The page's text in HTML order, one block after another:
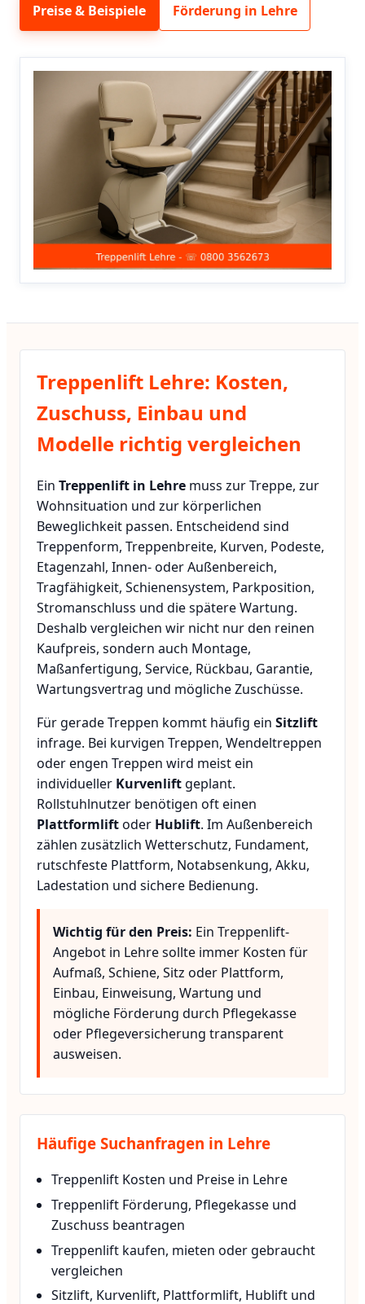
Preise & Beispiele Förderung in Lehre
Treppenlift Lehre: Kosten,
Zuschuss, Einbau und
Modelle richtig vergleichen
Ein Treppenlift in Lehre muss zur Treppe, zur
Wohnsituation und zur körperlichen
Beweglichkeit passen. Entscheidend sind
Treppenform, Treppenbreite, Kurven, Podeste,
Etagenzahl, Innen- oder Außenbereich,
Tragfähigkeit, Schienensystem, Parkposition,
Stromanschluss und die spätere Wartung.
Deshalb vergleichen wir nicht nur den reinen
Kaufpreis, sondern auch Montage,
Maßanfertigung, Service, Rückbau, Garantie,
Wartungsvertrag und mögliche Zuschüsse.
Für gerade Treppen kommt häufig ein Sitzlift
infrage. Bei kurvigen Treppen, Wendeltreppen
oder engen Treppen wird meist ein
individueller Kurvenlift geplant.
Rollstuhlnutzer benötigen oft einen
Plattformliftoder Hublift. Im Außenbereich
zählen zusätzlich Wetterschutz, Fundament,
rutschfeste Plattform, Notabsenkung, Akku,
Ladestation und sichere Bedienung.
Wichtig für den Preis: Ein Treppenlift-
Angebot in Lehre sollte immer Kosten für
Aufmaß, Schiene, Sitz oder Plattform,
Einbau, Einweisung, Wartung und
mögliche Förderung durch Pflegekasse
oder Pflegeversicherung transparent
ausweisen.
Häufige Suchanfragen in Lehre
Treppenlift Kosten und Preise in Lehre
Treppenlift Förderung, Pflegekasse und
Zuschuss beantragen
Treppenlift kaufen, mieten oder gebraucht
vergleichen
Sitzlift, Kurvenlift, Plattformlift, Hublift und